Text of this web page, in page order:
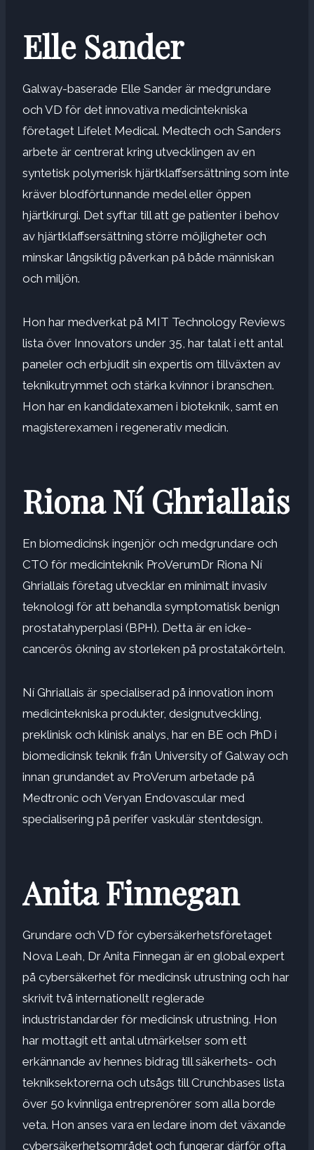
Elle Sander
Galway-baserade Elle Sander är medgrundare
och VD för det innovativa medicintekniska
företaget Lifelet Medical. Medtech och Sanders
arbete är centrerat kring utvecklingen av en
syntetisk polymerisk hjärtklaffsersättning som inte
kräver blodförtunnande medel eller öppen
hjärtkirurgi. Det syftar till att ge patienter i behov
av hjärtklaffsersättning större möjligheter och
minskar långsiktig påverkan på både människan
och miljön.
Hon har medverkat på MIT Technology Reviews
lista över Innovators under 35, har talat i ett antal
paneler och erbjudit sin expertis om tillväxten av
teknikutrymmet och stärka kvinnor i branschen.
Hon har en kandidatexamen i bioteknik, samt en
magisterexamen i regenerativ medicin.
Riona Ní Ghriallais
En biomedicinsk ingenjör och medgrundare och
CTO för medicinteknik ProVerumDr Riona Ní
Ghriallais företag utvecklar en minimalt invasiv
teknologi för att behandla symptomatisk benign
prostatahyperplasi (BPH). Detta är en icke-
cancerös ökning av storleken på prostatakörteln.
Ní Ghriallais är specialiserad på innovation inom
medicintekniska produkter, designutveckling,
preklinisk och klinisk analys, har en BE och PhD i
biomedicinsk teknik från University of Galway och
innan grundandet av ProVerum arbetade på
Medtronic och Veryan Endovascular med
specialisering på perifer vaskulär stentdesign.
Anita Finnegan
Grundare och VD för cybersäkerhetsföretaget
Nova Leah, Dr Anita Finnegan är en global expert
på cybersäkerhet för medicinsk utrustning och har
skrivit två internationellt reglerade
industristandarder för medicinsk utrustning. Hon
har mottagit ett antal utmärkelser som ett
erkännande av hennes bidrag till säkerhets- och
tekniksektorerna och utsågs till Crunchbases lista
över 50 kvinnliga entreprenörer som alla borde
veta. Hon anses vara en ledare inom det växande
cybersäkerhetsområdet och fungerar därför ofta